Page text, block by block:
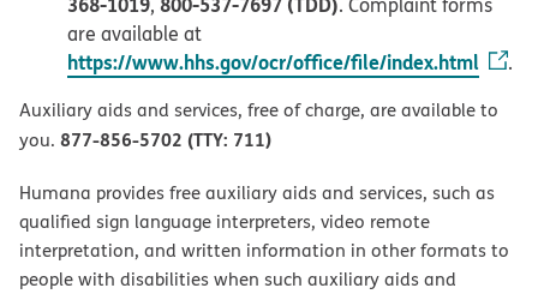
are available at
https://www.hhs.gov/ocr/office/file/index.html .
Auxiliary aids and services, free of charge, are available to
you. 877-856-5702 (TTY: 711)
Humana provides free auxiliary aids and services, such as
qualified sign language interpreters, video remote
interpretation, and written information in other formats to
people with disabilities when such auxiliary aids and